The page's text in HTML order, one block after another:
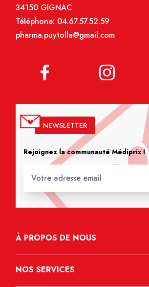
34150 GIGNAC
Téléphone: 04.67.57.52.59
pharma.puytolla@gmail.com
NEWSLETTER
Rejoignez la communauté Médiprix !
À PROPOS DE NOUS
NOS SERVICES